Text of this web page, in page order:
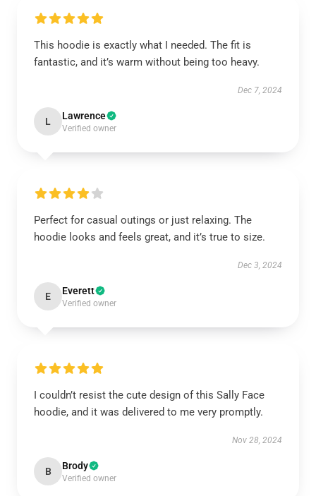
This hoodie is exactly what I needed. The fit is
fantastic, and it’s warm without being too heavy.
Dec 7, 2024
L Lawrence
Verified owner
Perfect for casual outings or just relaxing. The
hoodie looks and feels great, and it’s true to size.
Dec 3, 2024
E Everett
Verified owner
I couldn’t resist the cute design of this Sally Face
hoodie, and it was delivered to me very promptly.
Nov 28, 2024
B Brody
Verified owner